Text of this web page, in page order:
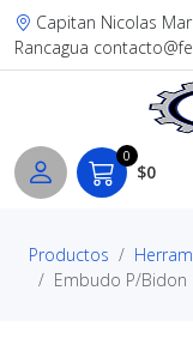
Capitan Nicolas
Rancagua
0
$0
Productos
Embudo P/Bidon